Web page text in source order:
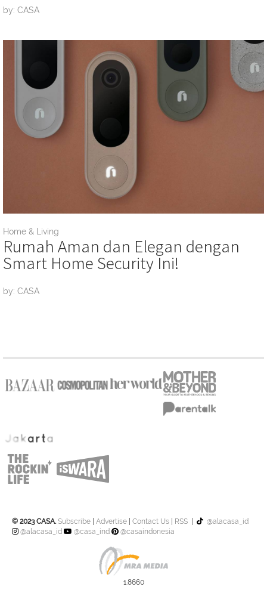
by: CASA
Home & Living
Rumah Aman dan Elegan dengan
Smart Home Security Ini!
by: CASA
© 2023 CASA. Subscribe Advertise Contact Us RSS
@alacasa_id
@alacasa_id
@casa_ind @casaindonesia
1.8660